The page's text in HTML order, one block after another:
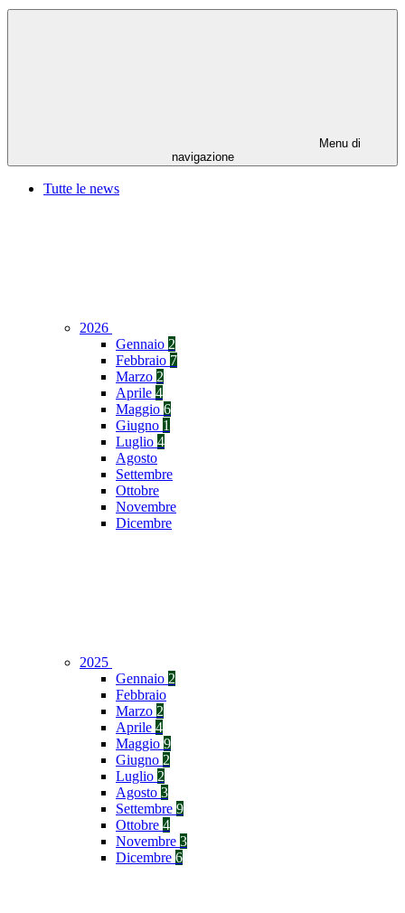
Menu di
navigazione
Tutte le news
2026
Gennaio 2
Febbraio 7
Marzo 2
Aprile 4
Maggio 6
Giugno 1
Luglio 4
Agosto
Settembre
Ottobre
Novembre
Dicembre
2025
Gennaio 2
Febbraio
Marzo 2
Aprile 4
Maggio 9
Giugno 2
Luglio 2
Agosto 3
Settembre 9
Ottobre 4
Novembre 3
Dicembre 6